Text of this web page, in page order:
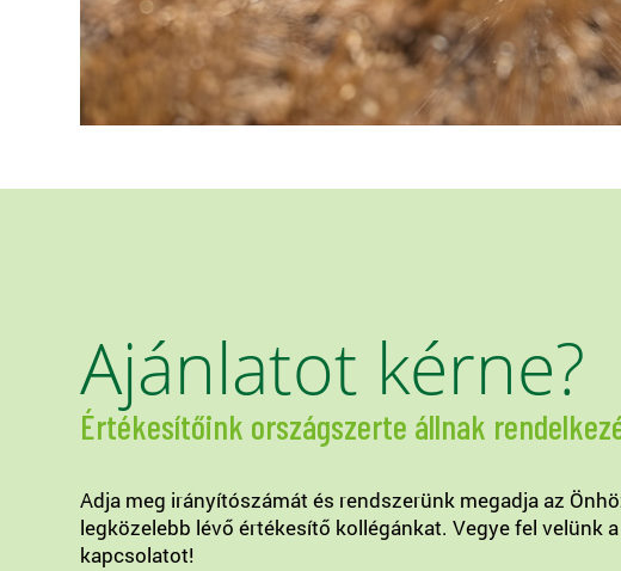
Ajánlatot kérne?
Értékesítőink országszerte állnak
Adja meg irányítószámát és rendszerünk megadja az
legközelebb lévő értékesítő kollégánkat. Vegye fel velünk a
kapcsolatot!